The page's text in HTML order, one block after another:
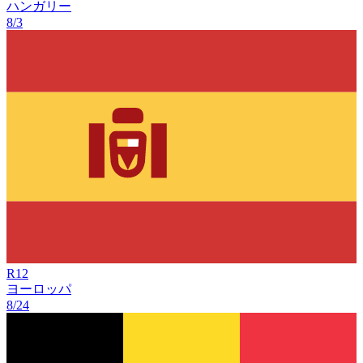
ハンガリー
8/3
R12
ヨーロッパ
8/24